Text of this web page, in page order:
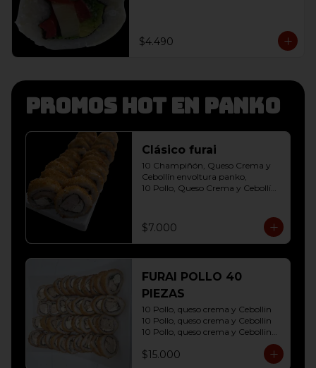
$4.490
Promos hot en panko
Clásico furai
10 Champiñón, Queso Crema y
Cebollín envoltura panko,
10 Pollo, Queso Crema y Cebollín
$7.000
FURAI POLLO 40
PIEZAS
10 Pollo, queso crema y Cebollin
10 Pollo, queso crema y Cebollin
10 Pollo, queso crema y Cebollin
10 Pollo, queso crema y Cebollin
$15.000